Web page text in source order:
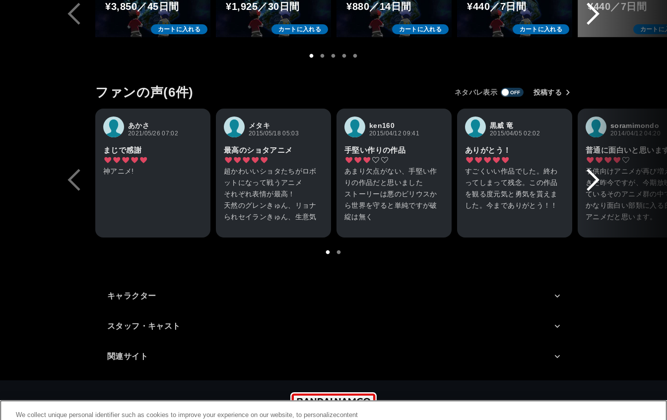
¥3,850／45日間
カートに入れる
¥1,925／30日間
カートに入れる
¥880／14日間
カートに入れる
¥440／7日間
カートに入れる
¥440／7日間
カートに
ファンの声(6件) ネタバレ表示 投稿する
あかさ
2021/05/26 07:02
まじで感謝
神アニメ!
メタキ
2015/05/18 05:03
最高のショタアニメ
超かわいいショタたちがロボ
ットになって戦うアニメ
それぞれ表情が最高！
天然のグレンきゅん、リョナ
られセイランきゅん、生意気
ウキくん
ken160
2015/04/12 09:41
手堅い作りの作品
あまり欠点がない、手堅い作
りの作品だと思いました
ストーリーは悪のビリウスか
ら世界を守ると単純ですが破
綻は無く
せるキャラは少ないですし
地球側のホワイトさんのつか
黒威 竜
2015/04/05 02:02
ありがとう！
すごくいい作品でした。終わ
ってしまって残念。この作品
を観る度元気と勇気を貰えま
した。今までありがとう！！
soramimondo
2014/04/12 04:20
普通に面白いと思いま
子供向けアニメが再び増
きた昨今ですが、今期放
ているそのアニメ群の中
かなり面白い部類に入る
アニメだと思います。
ある訳ではありませんが
す。
キャラクター
スタッフ・キャスト
関連サイト
We collect unique personal identifier such as cookies to improve your experience on our website, to personalizecontent